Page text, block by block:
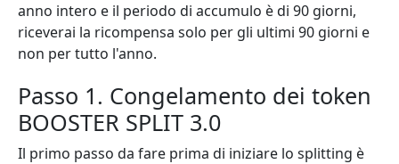
anno intero e il periodo di accumulo è di 90 giorni,
riceverai la ricompensa solo per gli ultimi 90 giorni e
non per tutto l'anno.
Passo 1. Congelamento dei token
BOOSTER SPLIT 3.0
Il primo passo da fare prima di iniziare lo splitting è